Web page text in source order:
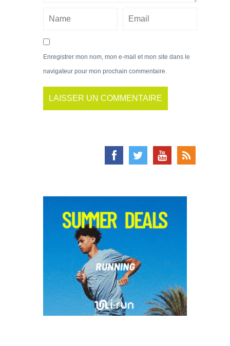
Enregistrer mon nom, mon e-mail et mon site dans le
navigateur pour mon prochain commentaire.